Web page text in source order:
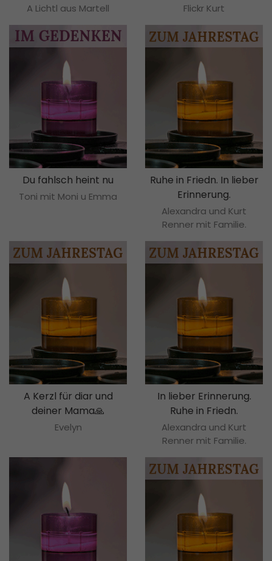
A Lichtl aus Martell Flickr Kurt
Du fahlsch heint nu
Toni mit Moni u Emma
Ruhe in Friedn. In lieber
Erinnerung.
Alexandra und Kurt
Renner mit Familie.
A Kerzl für diar und
deiner Mama🙏
Evelyn
In lieber Erinnerung.
Ruhe in Friedn.
Alexandra und Kurt
Renner mit Familie.